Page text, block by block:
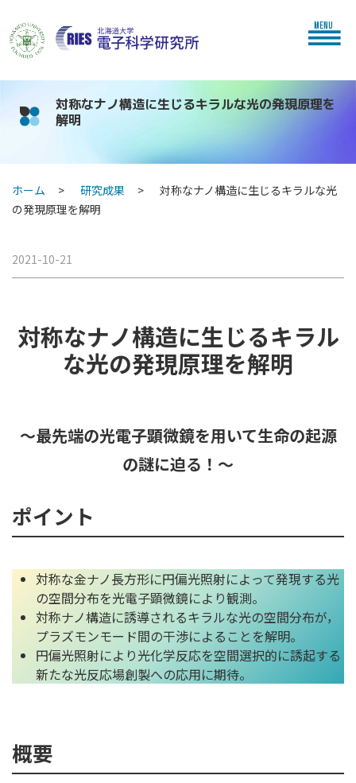
MENU
対称なナノ構造に生じるキラルな光の発現原理を
解明
ホーム 研究成果
対称なナノ構造に生じるキラルな光
の発現原理を解明
2021-10-21
対称なナノ構造に生じるキラル
な光の発現原理を解明
～最先端の光電子顕微鏡を用いて生命の起源
の謎に迫る！～
ポイント
対称な金ナノ長方形に円偏光照射によって発現する光
の空間分布を光電子顕微鏡により観測。
対称ナノ構造に誘導されるキラルな光の空間分布が，
プラズモンモード間の干渉によることを解明。
円偏光照射により光化学反応を空間選択的に誘起する
新たな光反応場創製への応用に期待。
概要